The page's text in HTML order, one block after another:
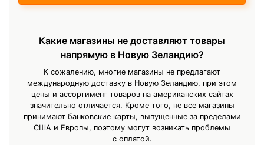
Какие магазины не доставляют товары
напрямую в Новую Зеландию?
К сожалению, многие магазины не предлагают
международную доставку в Новую Зеландию, при этом
цены и ассортимент товаров на американских сайтах
значительно отличается. Кроме того, не все магазины
принимают банковские карты, выпущенные за пределами
США и Европы, поэтому могут возникать проблемы
с оплатой.